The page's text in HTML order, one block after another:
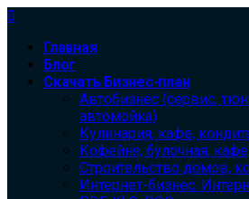
0
Главная
Блог
Скачать Бизнес-план
Автобизнес (сервис,
автомойка)
Кулинария, кафе,
Кофейня, булочная,
Строительство домов,
Интернет-бизнес.